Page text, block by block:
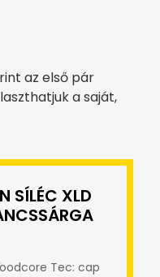
az első pár
a saját,
SÍLÉC XLD
Tec: cap